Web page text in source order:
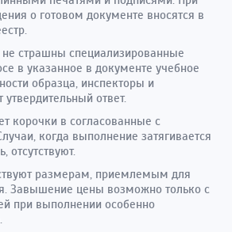
о готовом документе вносятся в
страшны специализированные
в указанное в документе учебное
образца, инспекторы и
ответ.
корочки в согласованные с
когда выполнение затягивается
отсутствуют.
размерам, приемлемым для
Завышение цены возможно только с
при выполнении особенно